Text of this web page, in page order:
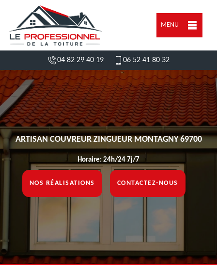
MENU
04 82 29 40 19 06 52 41 80 32
ARTISAN COUVREUR ZINGUEUR MONTAGNY 69700
Horaire: 24h/24 7j/7
NOS RÉALISATIONS CONTACTEZ-NOUS